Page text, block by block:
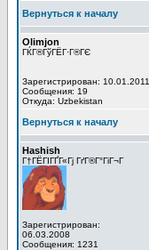
Вернуться к началу
Olimjon
ГЌГ®ГўГЁГ·Г®ГЄ
Зарегистрирован: 10.01.2011
Сообщения: 19
Откуда: Uzbekistan
Вернуться к началу
Hashish
Г†ГЁГІГҐГ«Гј ГґГ®Г°ГіГ¬Г
Зарегистрирован:
06.03.2008
Сообщения: 1231